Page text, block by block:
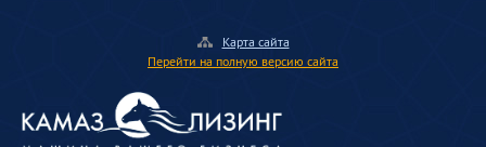
Карта сайта
Перейти на полную версию сайта